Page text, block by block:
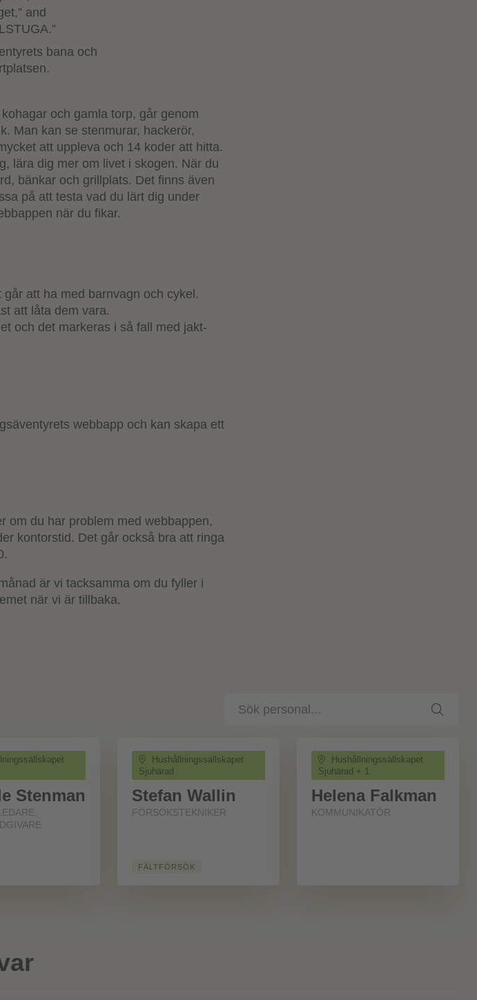
bana och
och gamla torp, går genom
Man kan se stenmurar, hackerör,
att uppleva och 14 koder att hitta.
lära dig mer om livet i skogen. När du
bänkar och grillplats. Det finns även
på att testa vad du lärt dig under
när du fikar.
att ha med barnvagn och cykel.
att låta dem vara.
och det markeras i så fall med jakt-
webbapp och kan skapa ett
om du har problem med webbappen,
kontorstid. Det går också bra att ringa
är vi tacksamma om du fyller i
när vi är tillbaka.
personal
Stenman
Hushållningssällskapet
Sjuhärad
Stefan Wallin
FÖRSÖKSTEKNIKER
FÄLTFÖRSÖK
Hushållningssällskapet
Sjuhärad + 1
Helena Falkman
KOMMUNIKATÖR